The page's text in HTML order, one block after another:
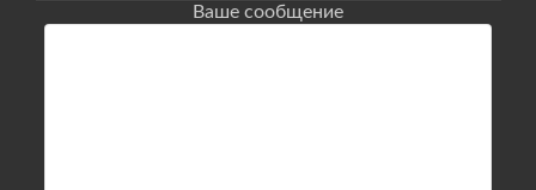
Ваше сообщение